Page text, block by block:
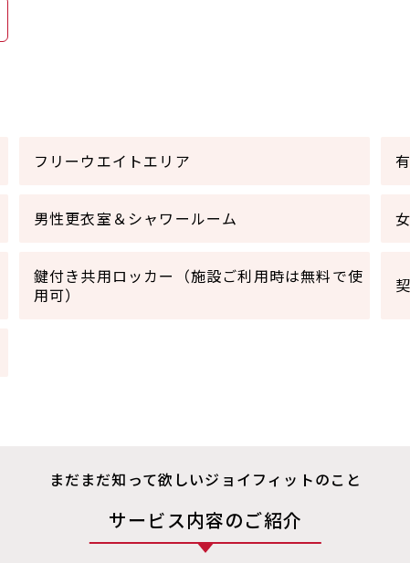
フリーウエイトエリア
男性更衣室＆シャワールーム
鍵付き共用ロッカー（施設ご利用時は無料で使
用可）
まだまだ知って欲しいジョイフィットのこと
サービス内容のご紹介